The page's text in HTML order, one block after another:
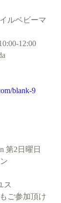
ルベビーマ
12:00
blank-9
第2日曜日
ス
ご参加頂け